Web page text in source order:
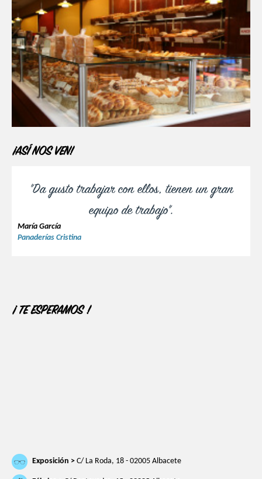
¡ASÍ NOS VEN!
"Da gusto trabajar con ellos, tienen un gran
equipo de trabajo".
María García
Panaderías Cristina
¡ TE ESPERAMOS !
Exposición > C/ La Roda, 18 - 02005 Albacete